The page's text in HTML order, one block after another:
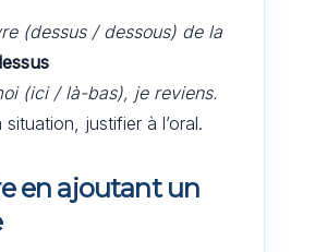
(dessus / dessous) de la
(ici / là-bas), je reviens.
justifier à l’oral.
en ajoutant un